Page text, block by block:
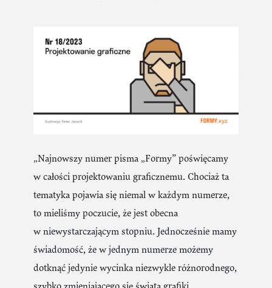
„Najnowszy numer pisma „Formy” poświęcamy
w całości projektowaniu graficznemu. Chociaż ta
tematyka pojawia się niemal w każdym numerze,
to mieliśmy poczucie, że jest obecna
w niewystarczającym stopniu. Jednocześnie mamy
świadomość, że w jednym numerze możemy
dotknąć jedynie wycinka niezwykle różnorodnego,